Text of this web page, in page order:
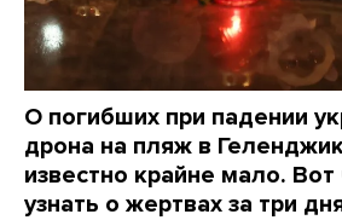
О погибших при падении
дрона на пляж в
известно крайне мало. Вот
узнать о жертвах за три